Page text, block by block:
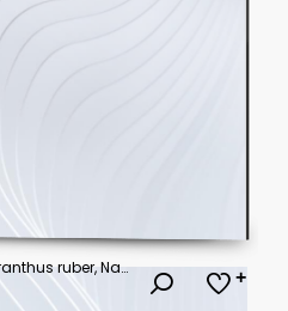
Blühende Spornblume, Centranthus ruber, Nahaufnahme